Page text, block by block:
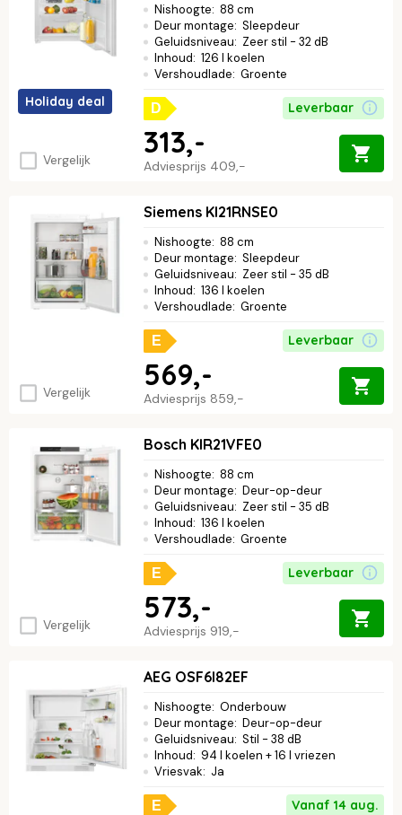
Holiday deal
Vergelijk
Nishoogte: 88 cm
Deur montage: Sleepdeur
Geluidsniveau: Zeer stil - 32 dB
Inhoud: 126 l koelen
Vershoudlade: Groente
D Leverbaar
Adviesprijs 409,-
313,-
Vergelijk
Siemens KI21RNSE0
Nishoogte: 88 cm
Deur montage: Sleepdeur
Geluidsniveau: Zeer stil - 35 dB
Inhoud: 136 l koelen
Vershoudlade: Groente
E Leverbaar
Adviesprijs 859,-
569,-
Vergelijk
Bosch KIR21VFE0
Nishoogte: 88 cm
Deur montage: Deur-op-deur
Geluidsniveau: Zeer stil - 35 dB
Inhoud: 136 l koelen
Vershoudlade: Groente
E Leverbaar
Adviesprijs 919,-
573,-
AEG OSF6I82EF
Nishoogte: Onderbouw
Deur montage: Deur-op-deur
Geluidsniveau: Stil - 38 dB
Inhoud: 94 l koelen + 16 l vriezen
Vriesvak: Ja
E Vanaf 14 aug.